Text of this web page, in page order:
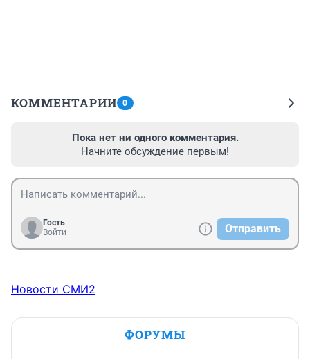
КОММЕНТАРИИ 0
Пока нет ни одного комментария.
Начните обсуждение первым!
Гость
Войти
Отправить
Новости СМИ2
ФОРУМЫ